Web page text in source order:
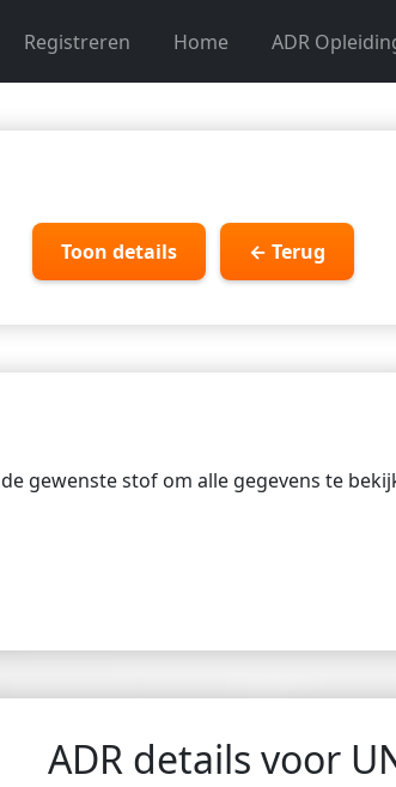
Registreren Home ADR
Toon details ← Terug
gewenste stof om alle gegevens te
ADR details voor